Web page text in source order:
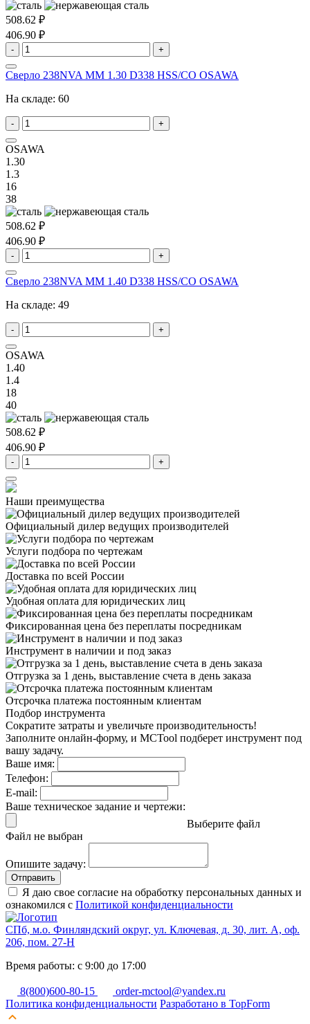
508.62 ₽
406.90 ₽
- +
Сверло 238NVA MM 1.30 D338 HSS/CO OSAWA
На складе: 60
- +
OSAWA
1.30
1.3
16
38
508.62 ₽
406.90 ₽
- +
Сверло 238NVA MM 1.40 D338 HSS/CO OSAWA
На складе: 49
- +
OSAWA
1.40
1.4
18
40
508.62 ₽
406.90 ₽
- +
Наши преимущества
Официальный дилер ведущих производителей
Услуги подбора по чертежам
Доставка по всей России
Удобная оплата для юридических лиц
Фиксированная цена без переплаты посредникам
Инструмент в наличии и под заказ
Отгрузка за 1 день, выставление счета в день заказа
Отсрочка платежа постоянным клиентам
Подбор инструмента
Сократите затраты и увеличьте производительность!
Заполните онлайн-форму, и MCTool подберет инструмент под
вашу задачу.
Ваше имя:
Телефон:
E-mail:
Ваше техническое задание и чертежи:
Выберите файл
Файл не выбран
Опишите задачу:
Отправить
Я даю свое согласие на обработку персональных данных и
ознакомился с Политикой конфиденциальности
СПб, м.о. Финляндский округ, ул. Ключевая, д. 30, лит. А, оф.
206, пом. 27-Н
Время работы: с 9:00 до 17:00
8(800)600-80-15
order-mctool@yandex.ru
Политика конфиденциальности Разработано в TopForm